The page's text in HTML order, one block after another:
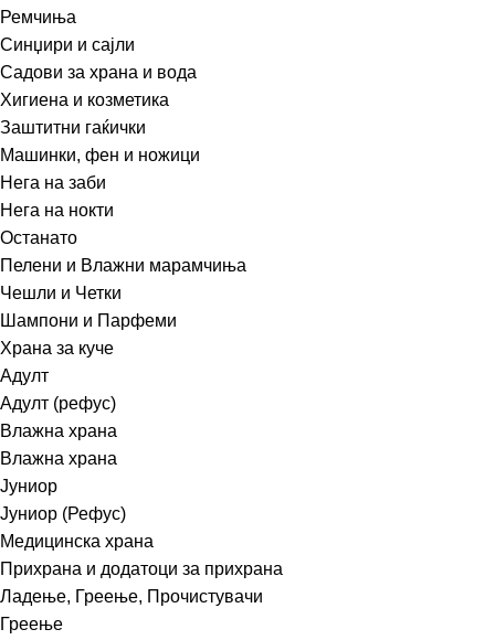
Ремчиња
Синџири и сајли
Садови за храна и вода
Хигиена и козметика
Заштитни гаќички
Машинки, фен и ножици
Нега на заби
Нега на нокти
Останато
Пелени и Влажни марамчиња
Чешли и Четки
Шампони и Парфеми
Храна за куче
Адулт
Адулт (рефус)
Влажна храна
Влажна храна
Јуниор
Јуниор (Рефус)
Медицинска храна
Прихрана и додатоци за прихрана
Ладење, Греење, Прочистувачи
Греење